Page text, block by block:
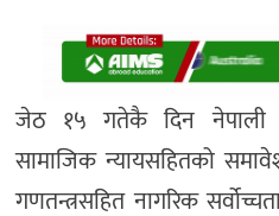
जेठ १५ गतेकै दिन नेपाली
सामाजिक न्यायसहितको
गणतन्त्रसहित नागरिक